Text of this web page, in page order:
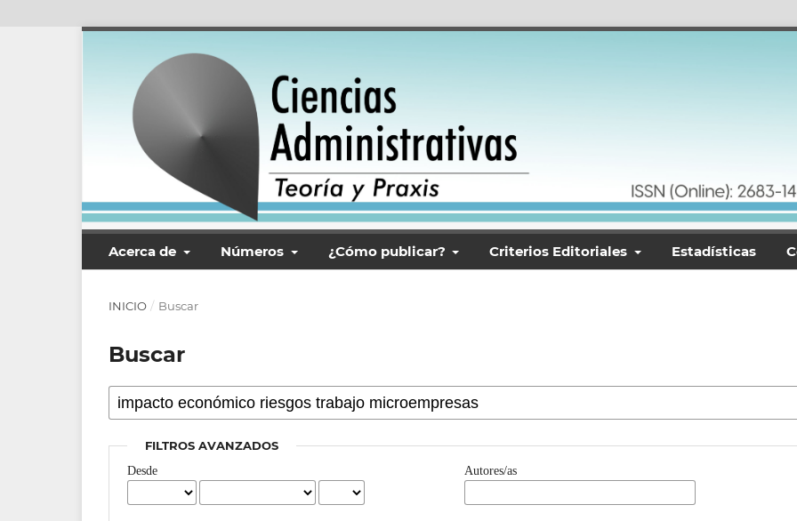
Acerca de Números ¿Cómo publicar? Criterios Editoriales Estadísticas
INICIO / Buscar
Buscar
FILTROS AVANZADOS
Desde Autores/as